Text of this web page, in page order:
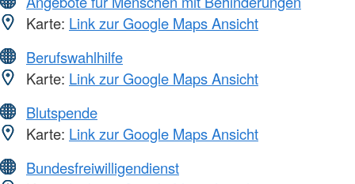
Karte: Link zur Google Maps Ansicht
Berufswahlhilfe
Karte: Link zur Google Maps Ansicht
Blutspende
Karte: Link zur Google Maps Ansicht
Bundesfreiwilligendienst